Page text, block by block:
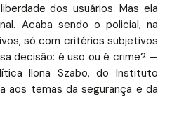
dos usuários. Mas ela
Acaba sendo o policial, na
só com critérios subjetivos
decisão: é uso ou é crime? —
Ilona Szabo, do Instituto
aos temas da segurança e da